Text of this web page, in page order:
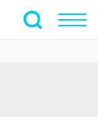
全文檢索